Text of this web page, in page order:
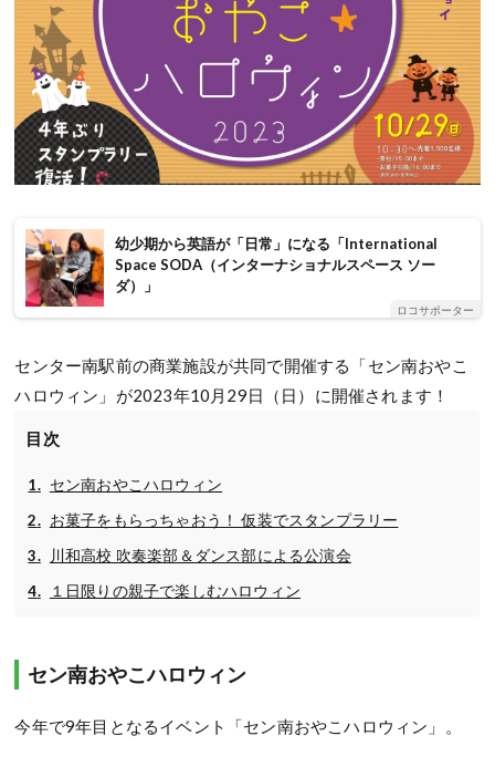
幼少期から英語が「日常」になる「International
Space SODA（インターナショナルスペース ソー
ダ）」
ロコサポーター
センター南駅前の商業施設が共同で開催する「セン南おやこ
ハロウィン」が2023年10月29日（日）に開催されます！
目次
セン南おやこハロウィン
お菓子をもらっちゃおう！ 仮装でスタンプラリー
川和高校 吹奏楽部＆ダンス部による公演会
１日限りの親子で楽しむハロウィン
セン南おやこハロウィン
今年で9年目となるイベント「セン南おやこハロウィン」。